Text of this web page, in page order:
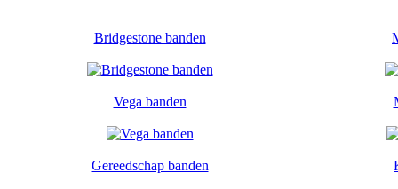
Bridgestone banden
Vega banden
Gereedschap banden